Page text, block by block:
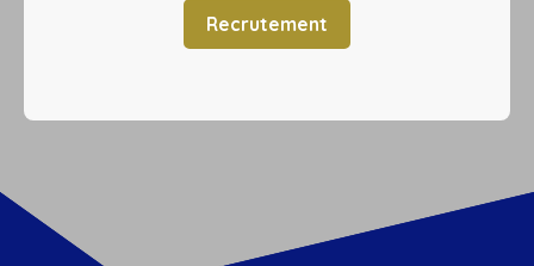
Recrutement